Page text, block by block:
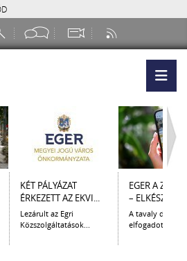
KÉT PÁLYÁZAT
ÉRKEZETT AZ EKVI...
Lezárult az Egri
Közszolgáltatások...
EGER A
– ELKÉSZÜLT
A tavaly
elfogadott